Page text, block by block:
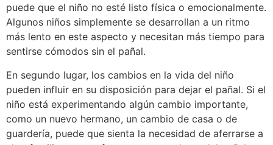
puede que el niño no esté listo física o emocionalmente.
Algunos niños simplemente se desarrollan a un ritmo
más lento en este aspecto y necesitan más tiempo para
sentirse cómodos sin el pañal.
En segundo lugar, los cambios en la vida del niño
pueden influir en su disposición para dejar el pañal. Si el
niño está experimentando algún cambio importante,
como un nuevo hermano, un cambio de casa o de
guardería, puede que sienta la necesidad de aferrarse a